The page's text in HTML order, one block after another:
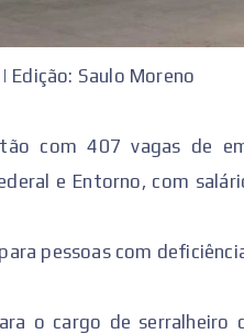
Edição: Saulo Moreno
com 407 vagas de
e Entorno, com
pessoas com
o cargo de serralheiro